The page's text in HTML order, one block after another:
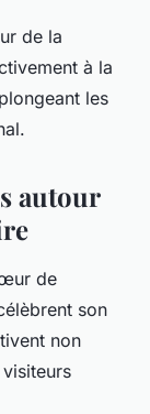
de la
à la
les
autour
de
son
non